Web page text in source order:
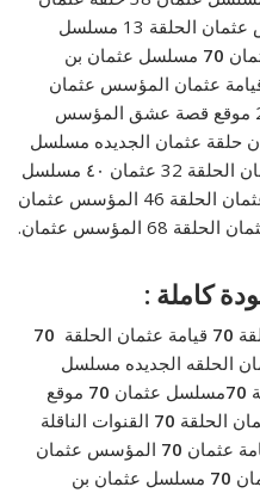
اليوم مسلسل قيامة عثمان المؤسس عثمان الحلقة 13 مسلسل
70 مسلسل عثمان بن
مسلسل قيامة عثمان المؤسس عثمان
الحلقة 31 مسلسل عثمان الحلقة 26 موقع قصة عشق المؤسس
عثمان حلقة عثمان الجديده مسلسل
قيامة عثمان الحلقة 1 المؤسس عثمان الحلقة 32 عثمان ٤٠ مسلسل
مؤسس عثمان قيامة عثمان مدبلج عثمان الحلقة 46 المؤسس عثمان
70 قيامة عثمان الحلقة 70
الحلقه الجديده مسلسل
70مسلسل عثمان 70 موقع
الحلقة 70 القنوات الناقلة
عثمان 70 المؤسس عثمان
70 مسلسل عثمان بن